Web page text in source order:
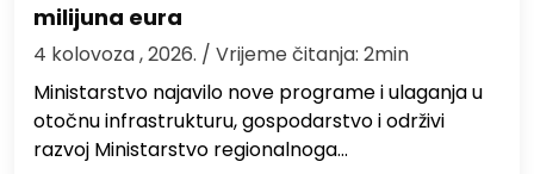
milijuna eura
4 kolovoza , 2026. / Vrijeme čitanja: 2min
Ministarstvo najavilo nove programe i ulaganja u
otočnu infrastrukturu, gospodarstvo i održivi
razvoj Ministarstvo regionalnoga…